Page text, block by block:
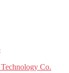
Co.